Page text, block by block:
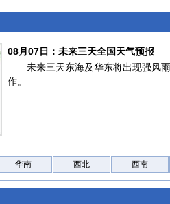
08月07日：未来三天全国天气预报
未来三天东海及华东将出现强风
作。
华南 西北 西南